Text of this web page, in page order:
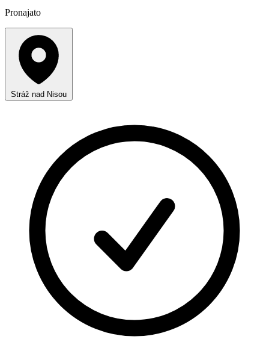
Pronajato
Stráž nad Nisou